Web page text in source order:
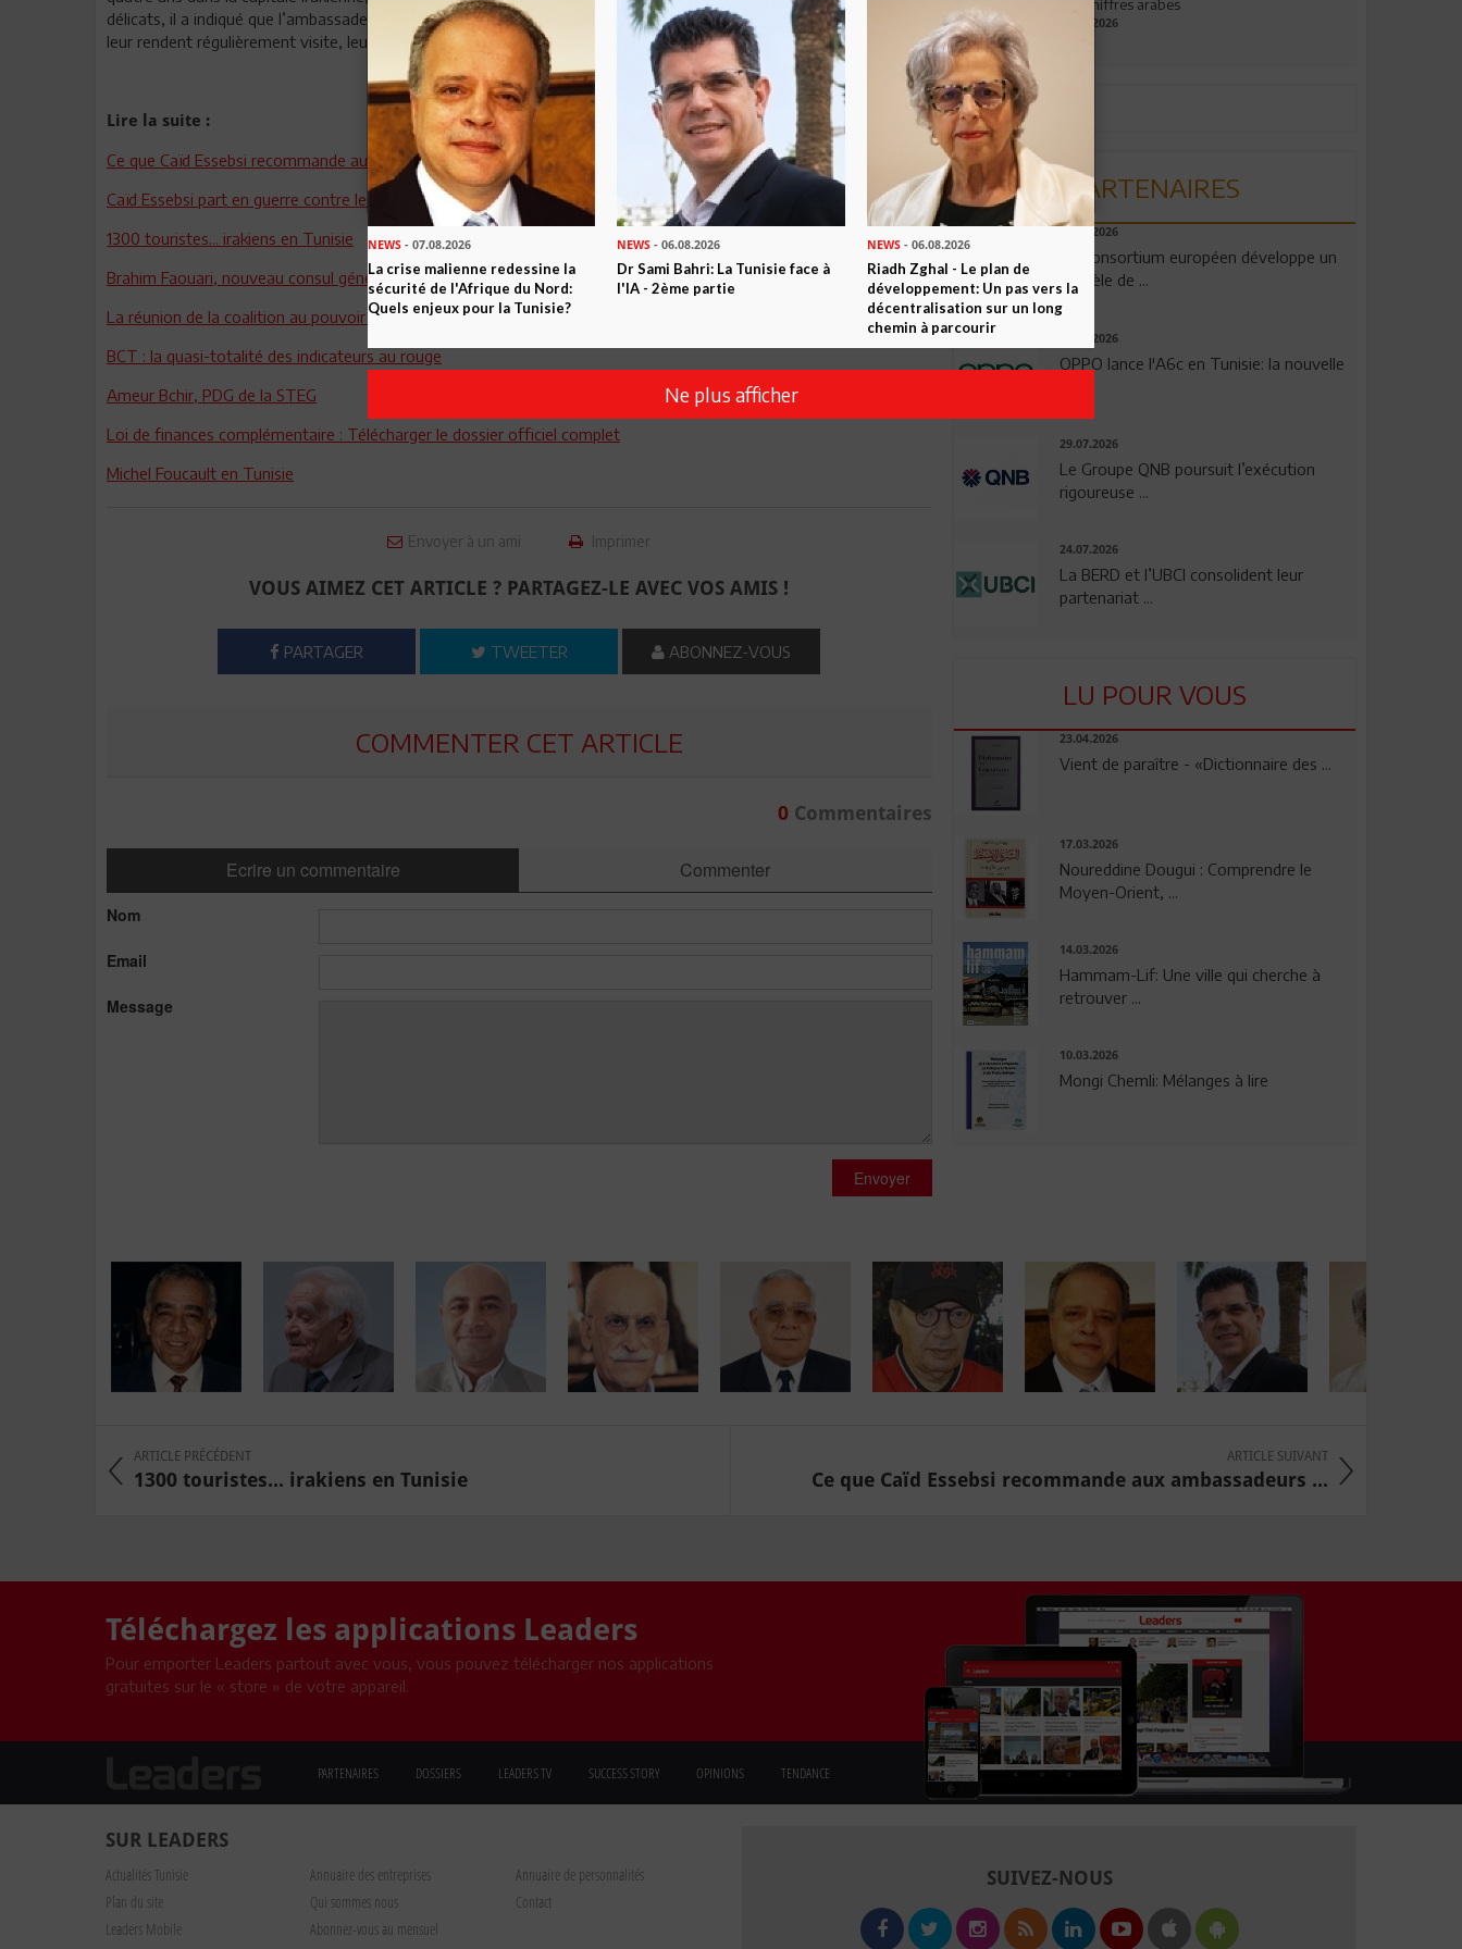
délicats, il a indiqué que l’ambassade maintient un suivi attentif à leurs cas. Des agents consulaires, a-t-il ajouté,
leur rendent régulièrement visite, leur apportant réconfort et soutien.
Lire la suite :
Ce que Caïd Essebsi recommande aux ambassadeurs et consuls
Caïd Essebsi part en guerre contre les lobbies : « Ni brouille, ni malentendu avec l’Algérie »
1300 touristes... irakiens en Tunisie
Brahim Faouari, nouveau consul général de Tunisie à Damas : Déjà vacciné à Tripoli !
La réunion de la coalition au pouvoir : les élections municipales au 2e semestre 2016
BCT : la quasi-totalité des indicateurs au rouge
Ameur Bchir, PDG de la STEG
Loi de finances complémentaire : Télécharger le dossier officiel complet
Michel Foucault en Tunisie
Envoyer à un ami Imprimer
VOUS AIMEZ CET ARTICLE ? PARTAGEZ-LE AVEC VOS AMIS !
PARTAGER TWEETER ABONNEZ-VOUS
COMMENTER CET ARTICLE
0Commentaires
Ecrire un commentaire Commenter
Nom
Email
Message
Envoyer
aux chiffres arabes
09.07.2026
PARTENAIRES
06.08.2026
Un consortium européen développe un
modèle de ...
04.08.2026
OPPO lance l'A6c en Tunisie: la nouvelle
29.07.2026
Le Groupe QNB poursuit l’exécution
rigoureuse ...
24.07.2026
La BERD et l’UBCI consolident leur
partenariat ...
LU POUR VOUS
23.04.2026
Vient de paraître - «Dictionnaire des ...
17.03.2026
Noureddine Dougui : Comprendre le
Moyen-Orient, ...
14.03.2026
Hammam-Lif: Une ville qui cherche à
retrouver ...
10.03.2026
Mongi Chemli: Mélanges à lire
ARTICLE PRÉCÉDENT
1300 touristes... irakiens en Tunisie
ARTICLE SUIVANT
Ce que Caïd Essebsi recommande aux ambassadeurs ...
Téléchargez les applications Leaders
Pour emporter Leaders partout avec vous, vous pouvez télécharger nos applications
gratuites sur le « store » de votre appareil.
PARTENAIRES DOSSIERS LEADERS TV SUCCESS STORY OPINIONS TENDANCE
SUR LEADERS
Actualités Tunisie Annuaire des entreprises
Annuaire de personnalités
Plan du site
Qui sommes nous
Contact
Leaders Mobile
Abonnez-vous au mensuel
SUIVEZ-NOUS
NEWS - 07.08.2026
La crise malienne redessine la
sécurité de l'Afrique du Nord:
Quels enjeux pour la Tunisie?
NEWS - 06.08.2026
Dr Sami Bahri: La Tunisie face à
l'IA - 2ème partie
NEWS- 06.08.2026
Riadh Zghal - Le plan de
développement: Un pas vers la
décentralisation sur un long
chemin à parcourir
Ne plus afficher